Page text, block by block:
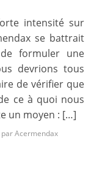
intensité sur
se battrait
formuler une
devrions tous
de vérifier que
ce à quoi nous
un moyen : […]
parAcermendax